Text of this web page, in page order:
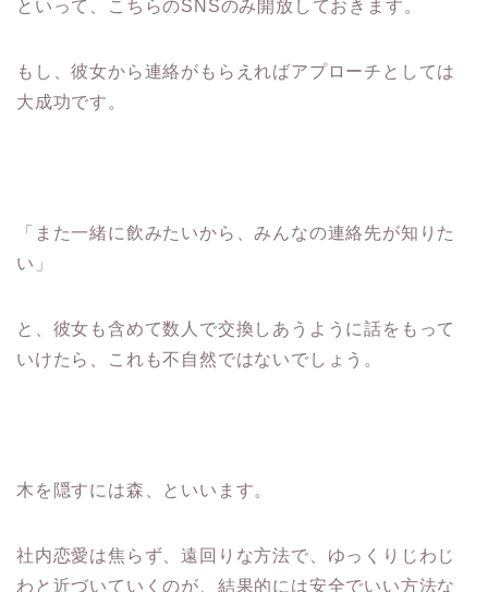
といって、こちらのSNSのみ開放しておきます。
もし、彼女から連絡がもらえればアプローチとしては
大成功です。
「また一緒に飲みたいから、みんなの連絡先が知りた
い」
と、彼女も含めて数人で交換しあうように話をもって
いけたら、これも不自然ではないでしょう。
木を隠すには森、といいます。
社内恋愛は焦らず、遠回りな方法で、ゆっくりじわじ
わと近づいていくのが、結果的には安全でいい方法な